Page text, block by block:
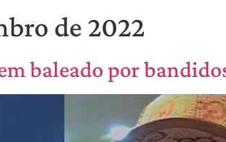
de 2022
baleado por